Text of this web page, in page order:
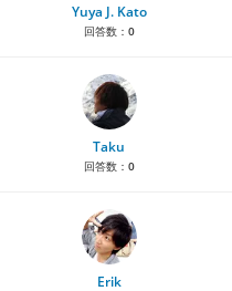
Yuya J. Kato
回答数： 0
Taku
回答数： 0
Erik